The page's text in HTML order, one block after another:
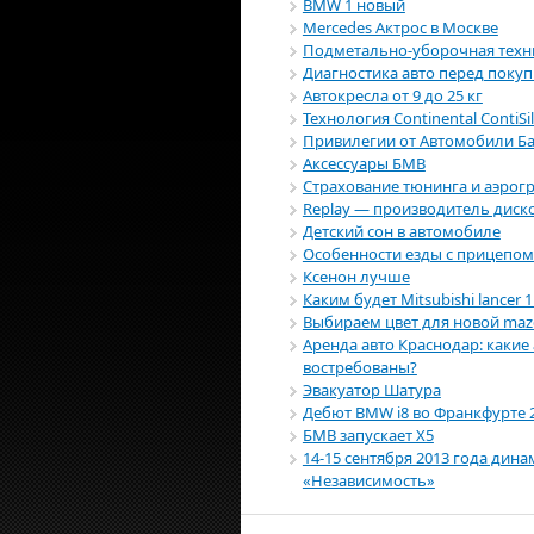
BMW 1 новый
Mercedes Актрос в Москве
Подметально-уборочная
Диагностика авто перед
Автокресла от 9 до 25 кг
Технология Continental
Привилегии от Автомобили
Аксессуары БМВ
Страхование тюнинга и
Replay — производитель
Детский сон в автомобиле
Особенности езды с
Ксенон лучше
Каким будет Mitsubishi lancer
Выбираем цвет для новой
Аренда авто Краснодар:
востребованы?
Эвакуатор Шатура
Дебют BMW i8 во Франкфурте
БМВ запускает X5
14-15 сентября 2013 года
«Независимость»